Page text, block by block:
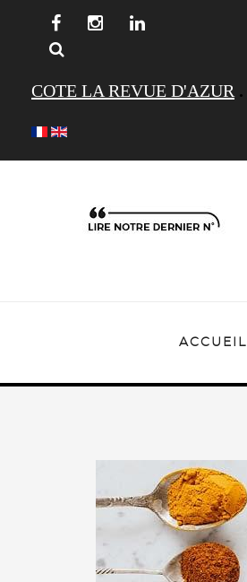
COTE LA REVUE D'AZUR .
ACCUEIL